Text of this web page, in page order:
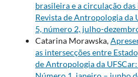
brasileira e a circulação
Revista de Antropologia da
5, número 2, julho-
Catarina Morawska,
as intersecções entre
de Antropologia da